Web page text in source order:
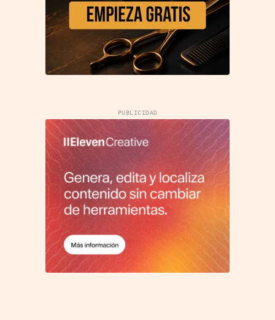
PUBLICIDAD